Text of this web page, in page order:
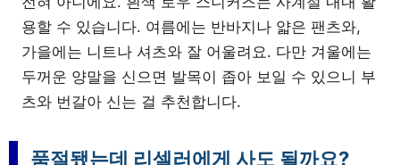
용할 수 있습니다. 여름에는 반바지나 얇은 팬츠와,
가을에는 니트나 셔츠와 잘 어울려요. 다만 겨울에는
두꺼운 양말을 신으면 발목이 좁아 보일 수 있으니 부
츠와 번갈아 신는 걸 추천합니다.
품절됐는데 리셀러에게 사도 될까요?